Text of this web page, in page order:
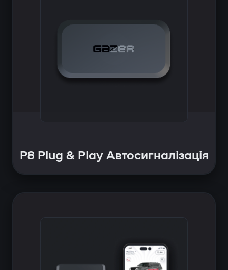
P8 Plug & Play Автосигналізація